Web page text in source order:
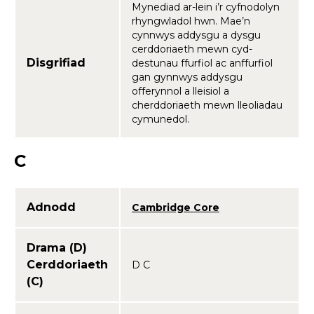
Disgrifiad
Mynediad ar-lein i’r cyfnodolyn
rhyngwladol hwn. Mae’n
cynnwys addysgu a dysgu
cerddoriaeth mewn cyd-
destunau ffurfiol ac anffurfiol
gan gynnwys addysgu
offerynnol a lleisiol a
cherddoriaeth mewn lleoliadau
cymunedol.
C
Adnodd Cambridge Core
Drama (D)
Cerddoriaeth
(C)
D C